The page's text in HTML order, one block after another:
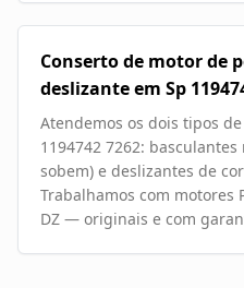
Conserto de motor de
deslizante em Sp
Atendemos os dois tipos
1194742 7262:
sobem) e deslizantes de
Trabalhamos com motores
DZ — originais e com